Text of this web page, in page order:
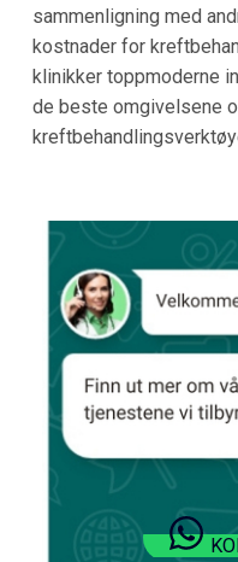
sammenligning med
kostnader for
klinikker toppmoderne
de beste omgivelsene